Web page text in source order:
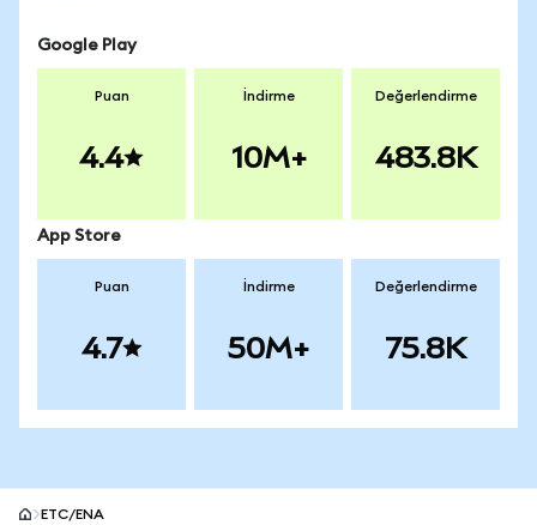
Google Play
Puan
4.4
İndirme
10M+
Değerlendirme
483.8K
App Store
Puan
4.7
İndirme
50M+
Değerlendirme
75.8K
ETC/ENA